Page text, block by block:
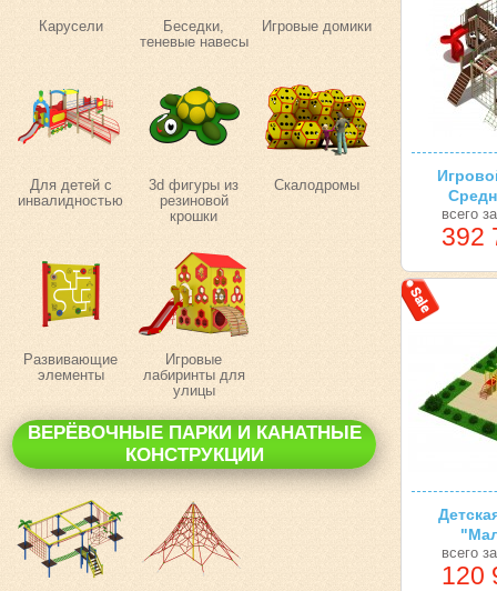
Карусели
Беседки,
теневые навесы
Игровые домики
Для детей с
инвалидностью
3d фигуры из
резиновой
крошки
Скалодромы
Развивающие
элементы
Игровые
лабиринты для
улицы
ВЕРЁВОЧНЫЕ ПАРКИ И КАНАТНЫЕ
КОНСТРУКЦИИ
всего
392
всего
120